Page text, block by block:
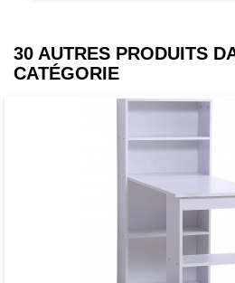
30 AUTRES PRODUITS
CATÉGORIE